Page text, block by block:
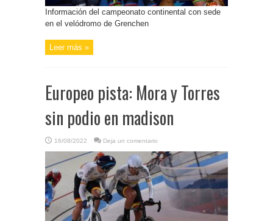
Información del campeonato continental con sede
en el velódromo de Grenchen
Leer más »
Europeo pista: Mora y Torres
sin podio en madison
16/08/2022 Deja un comentario